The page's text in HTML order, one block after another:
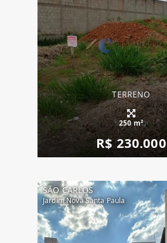
TERRENO
250 m²
R$ 230.000
SÃO CARLOS
Jardim Nova Santa Paula